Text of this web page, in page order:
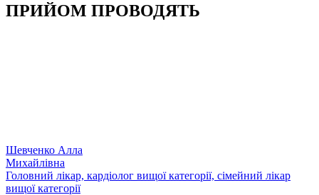
ПРИЙОМ ПРОВОДЯТЬ
Шевченко Алла
Михайлівна
Головний лікар, кардіолог вищої категорії, сімейний лікар
вищої категорії